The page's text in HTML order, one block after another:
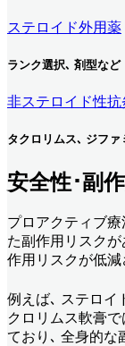
ステロイド外用薬
ランク選択､ 剤型など
非ステロイド性
タクロリムス､ ジフ
安全性･副
プロアクティブ
た副作用リスク
作用リスクが低減
例えば､ ステロイ
クロリムス軟膏
ており､ 全身的な